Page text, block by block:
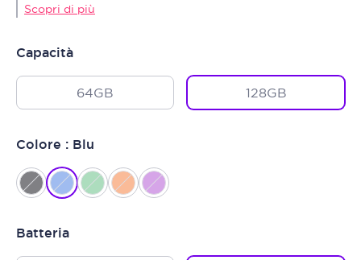
Scopri di più
Capacità
64GB 128GB
Colore : Blu
Batteria